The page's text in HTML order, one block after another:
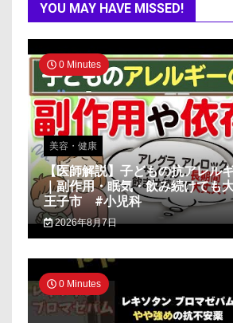
YOU MAY HAVE MISSED!
0 Minutes
美容・健康
【医師解説】子どもの抗アレル
｜副作用・眠気・飲み続けて
王子市 #小児科
2026年8月7日
0 Minutes